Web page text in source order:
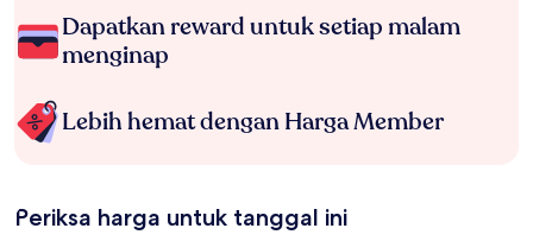
Dapatkan reward untuk setiap malam
menginap
Lebih hemat dengan Harga Member
Periksa harga untuk tanggal ini